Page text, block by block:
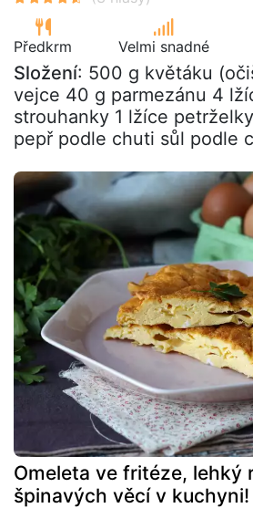
Předkrm Velmi snadné
Složení: 500 g květáku
vejce 40 g parmezánu 4
strouhanky 1 lžíce
pepř podle chuti sůl podle
Omeleta ve fritéze, lehký
špinavých věcí v kuchyni!